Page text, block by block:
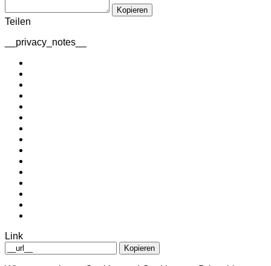
Kopieren
Teilen
__privacy_notes__
Link
Kopieren